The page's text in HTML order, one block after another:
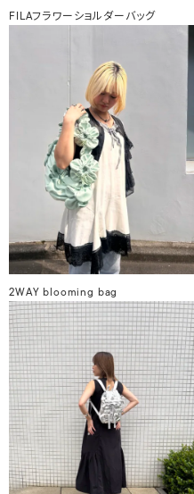
FILAフラワーショルダーバッグ
2WAY blooming bag